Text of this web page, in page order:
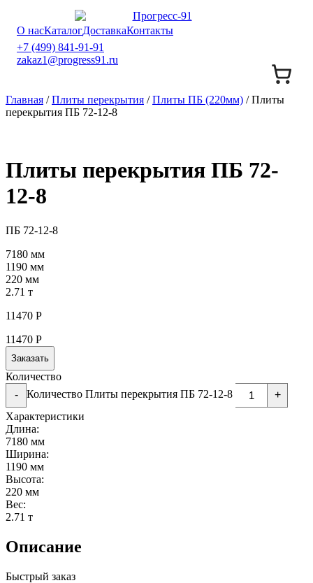
О насКаталогДоставкаКонтакты
+7 (499) 841-91-91
zakaz1@progress91.ru
Главная /Плиты перекрытия /Плиты ПБ (220мм) / Плиты
перекрытия ПБ 72-12-8
Плиты перекрытия ПБ 72-
12-8
ПБ 72-12-8
7180 мм
1190 мм
220 мм
2.71 т
11470 Р
11470 Р
Заказать
Количество
-
Количество Плиты перекрытия ПБ 72-12-8
+
Характеристики
Длина:
7180 мм
Ширина:
1190 мм
Высота:
220 мм
Вес:
2.71 т
Описание
Быстрый заказ